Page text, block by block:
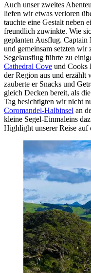
Auch unser zweites
liefen wir etwas verloren
tauchte eine Gestalt neben
freundlich zuwinkte. Wie
geplanten Ausflug.
und gemeinsam setzten wir
Segelausflug führte zu
Cathedral Cove und Cooks
der Region aus und erzählt
zauberte er Snacks und
gleich Decken bereit, als
Tag besichtigten wir nicht
Coromandel-Halbinsel an
kleine Segel-Einmaleins
Highlight unserer Reise auf